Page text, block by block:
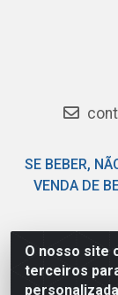
O nosso site
terceiros
SE BEBER,
VENDA DE
Acioly